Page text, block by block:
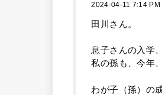
2024-04-11 7:14 PM
田川さん。
息子さんの入学
私の孫も、今年
わが子（孫）の